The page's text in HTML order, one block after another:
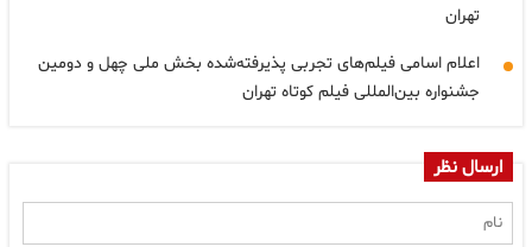
تهران
اعلام اسامی فیلم‌های تجربی پذیرفته‌شده بخش ملی چهل و دومین
جشنواره بین‌المللی فیلم کوتاه تهران
ارسال نظر